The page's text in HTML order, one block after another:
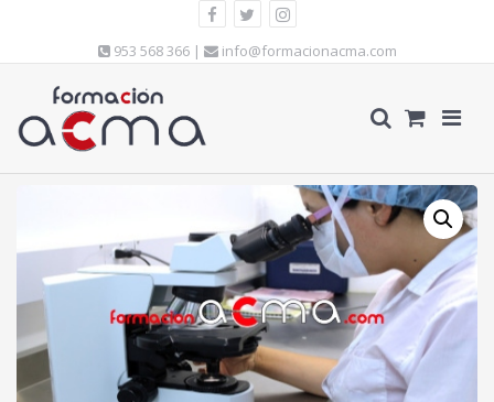
953 568 366 | info@formacionacma.com